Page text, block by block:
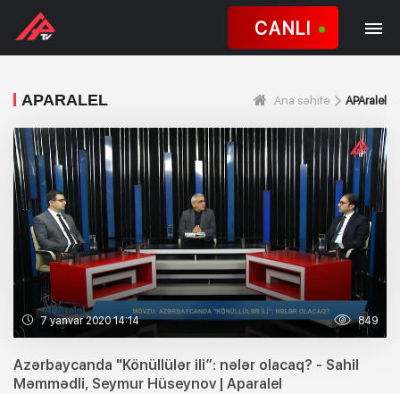
CANLI
APARALEL Ana səhifə APAralel
7 yanvar 2020 14:14 849
Azərbaycanda "Könüllülər ili”: nələr olacaq? - Sahil
Məmmədli, Seymur Hüseynov | Aparalel